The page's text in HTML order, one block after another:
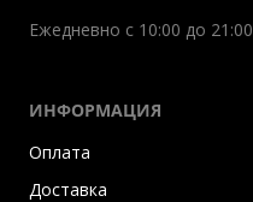
Ежедневно с 10:00 до 21:00
ИНФОРМАЦИЯ
Оплата
Доставка